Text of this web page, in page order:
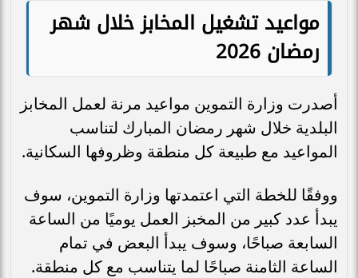
مواعيد تشغيل المخابز خلال شهر
رمضان 2026
أصدرت وزارة التموين مواعيد مرنة لعمل المخابز
البلدية خلال شهر رمضان المبارك لتناسب
المواعيد مع طبيعة كل منطقة وظروفها السكانية.
ووفقًا للخطة التي اعتمدتها وزارة التموين، سوف
يبدأ عدد كبير من المخبز العمل يوميًا من الساعة
السابعة صباحًا، وسوف يبدأ البعض في تمام
الساعة الثامنة صباحًا لما يتناسب مع كل منطقة.